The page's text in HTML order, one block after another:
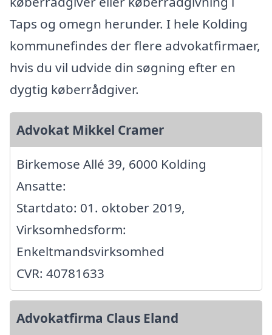
Taps og omegn herunder. I hele Kolding
kommunefindes der flere advokatfirmaer,
hvis du vil udvide din søgning efter en
dygtig køberrådgiver.
Advokat Mikkel Cramer
Birkemose Allé 39, 6000 Kolding
Ansatte:
Startdato: 01. oktober 2019,
Virksomhedsform:
Enkeltmandsvirksomhed
CVR: 40781633
Advokatfirma Claus Eland